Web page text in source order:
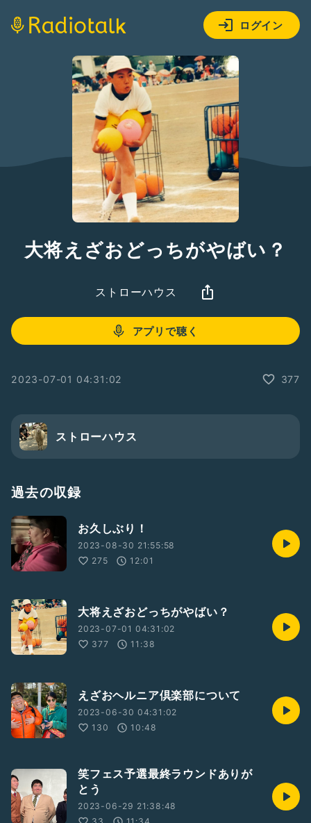
ログイン
大将えざおどっちがやばい？
ストローハウス
アプリで聴く
2023-07-01 04:31:02 377
ストローハウス
過去の収録
お久しぶり！
2023-08-30 21:55:58
275
12:01
大将えざおどっちがやばい？
2023-07-01 04:31:02
377
11:38
えざおヘルニア倶楽部について
2023-06-30 04:31:02
130
10:48
笑フェス予選最終ラウンドありが
とう
2023-06-29 21:38:48